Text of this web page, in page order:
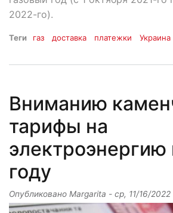
2022-го).
Теги газ доставка платежки Украина
Вниманию
тарифы на
электроэнергию
году
Опубликовано Margarita - ср, 11/16/